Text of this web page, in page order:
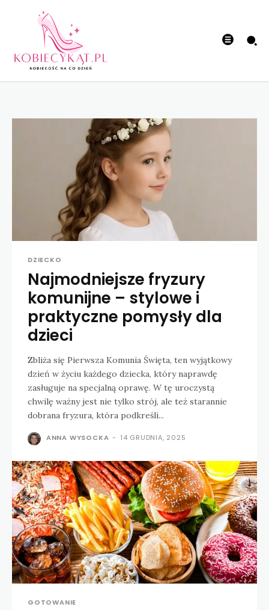
DZIECKO
Najmodniejsze fryzury
komunijne – stylowe i
praktyczne pomysły dla
dzieci
Zbliża się Pierwsza Komunia Święta, ten wyjątkowy
dzień w życiu każdego dziecka, który naprawdę
zasługuje na specjalną oprawę. W tę uroczystą
chwilę ważny jest nie tylko strój, ale też starannie
dobrana fryzura, która podkreśli...
ANNA WYSOCKA - 14 GRUDNIA, 2025
GOTOWANIE